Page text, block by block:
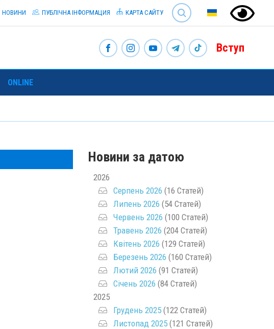
SEARCH
НОВИНИ ПУБЛІЧНА ІНФОРМАЦИЯ КАРТА САЙТУ
Вступ
ONLINE
Новини за датою
2026
Серпень 2026 (16 Статей)
Липень 2026 (54 Статей)
Червень 2026 (100 Статей)
Травень 2026 (204 Статей)
Квітень 2026 (129 Статей)
Березень 2026 (160 Статей)
Лютий 2026 (91 Статей)
Січень 2026 (84 Статей)
2025
Грудень 2025(122 Статей)
Листопад 2025(121 Статей)